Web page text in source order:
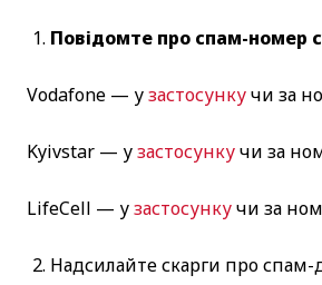
Повідомте про спам-номер
Vodafone — узастосункучи за
Kyivstar — узастосункучи за
LifeCell — узастосункучи за
Надсилайте скарги про спам-